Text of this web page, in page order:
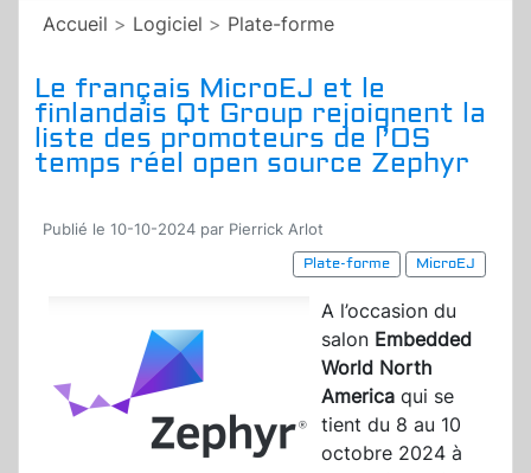
Accueil > Logiciel > Plate-forme
Le français MicroEJ et le
finlandais Qt Group rejoignent la
liste des promoteurs de l’OS
temps réel open source Zephyr
Publié le 10-10-2024 par Pierrick Arlot
Plate-forme
MicroEJ
A l’occasion du
salon Embedded
World North
America qui se
tient du 8 au 10
octobre 2024 à